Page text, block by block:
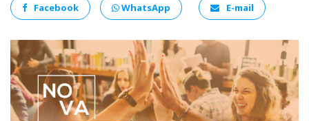
ANÁLISE E
DE SISTEMAS
Facebook WhatsApp E-mail